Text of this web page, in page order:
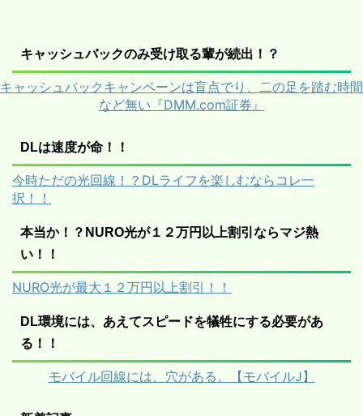
キャッシュバックのみ受け取る輩が続出！？
キャッシュバックキャンペーンは盲点でり、二の足を踏む時間
など無い『DMM.com証券』
DLは速度が命！！
今時ただの光回線！？DLライフを楽しむならコレ一
択！！
本当か！？NURO光が１２万円以上割引ならマジ熱
い！！
NURO光が最大１２万円以上割引！！
DL環境には、あえてスピードを犠牲にする必要があ
る！！
モバイル回線には、穴がある。【モバイルJ】